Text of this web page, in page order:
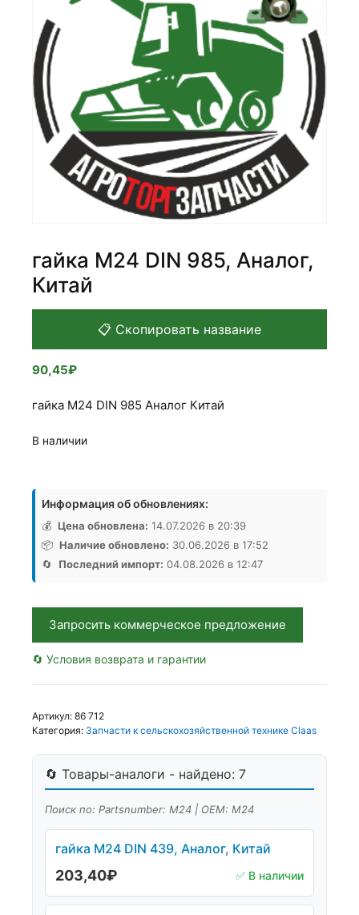
гайка М24 DIN 985, Аналог,
Китай
📋 Скопировать название
90,45₽
гайка М24 DIN 985 Аналог Китай
В наличии
товара
гайка
М24
DIN
985,
Аналог,
Информация об обновлениях:
💰 Цена обновлена: 14.07.2026 в 20:39
📦 Наличие обновлено: 30.06.2026 в 17:52
🔄
Последний импорт: 04.08.2026 в 12:47
Запросить коммерческое предложение
🔄 Условия возврата и гарантии
Артикул: 86 712
Категория: Запчасти к сельскохозяйственной технике Claas
🔄 Товары-аналоги - найдено: 7
Поиск по: Partsnumber: М24 | OEM: М24
гайка М24 DIN 439, Аналог, Китай
203,40₽ ✅ В наличии